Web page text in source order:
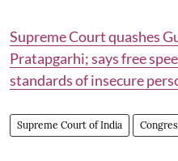
Supreme Court quashes
Pratapgarhi; says free
standards of insecure
Supreme Court of India